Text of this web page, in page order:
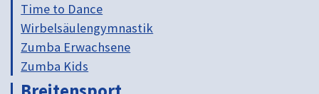
Time to Dance
Wirbelsäulengymnastik
Zumba Erwachsene
Zumba Kids